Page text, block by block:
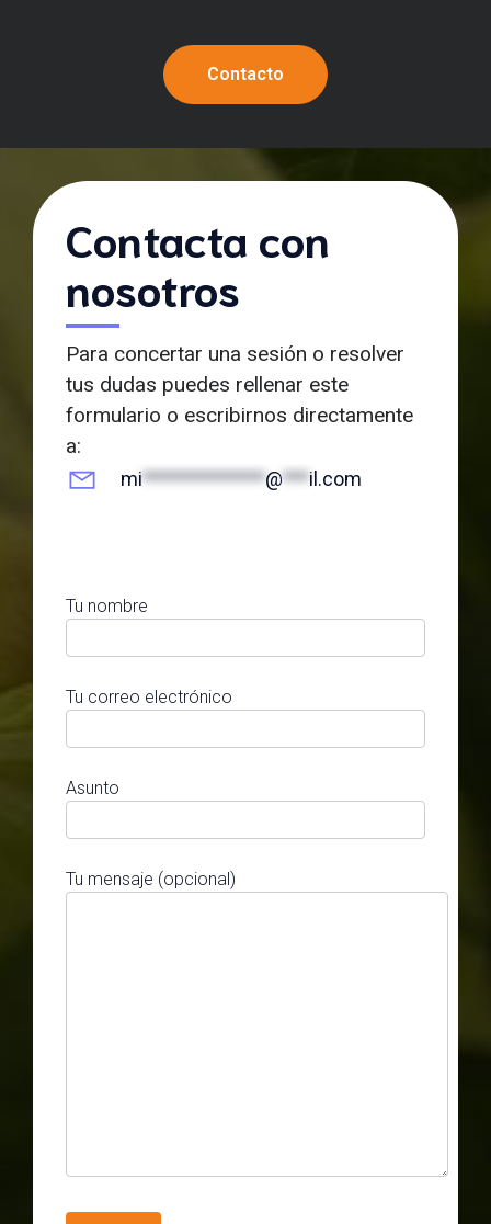
Contacto
Contacta con
nosotros
Para concertar una sesión o resolver
tus dudas puedes rellenar este
formulario o escribirnos directamente
a:
mi**************@***il.com
Tu nombre
Tu correo electrónico
Asunto
Tu mensaje (opcional)